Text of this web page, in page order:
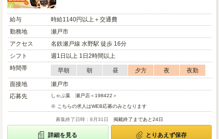
給与
時給1140円以上＋交通費
勤務地
瀬戸市
アクセス
名鉄瀬戸線 水野駅 徒歩 16分
シフト
週1日以上 1日2時間以上
時間帯
早朝 朝 昼 夕方 夜
夜勤
面接地
瀬戸市
応募先
しゃぶ葉 瀬戸店＜198422＞
※ こちらの求人はWEB応募のみとなります
募集終了日時：8月31日 掲載終了まであと24日
詳細を見る とりあえず保存